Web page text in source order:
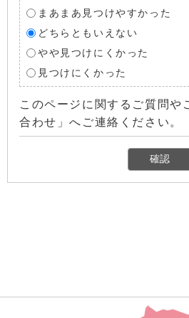
まあまあ見つけやすかった
どちらともいえない
やや見つけにくかった
見つけにくかった
このページに関するご質問や
合わせ」へご連絡ください。